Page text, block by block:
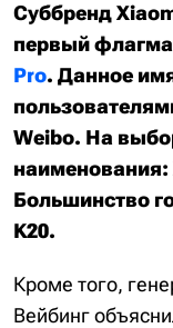
Суббренд
первый
Pro. Данное
Weibo. На
наименования:
Большинство
K20.
Кроме того,
Вейбинг